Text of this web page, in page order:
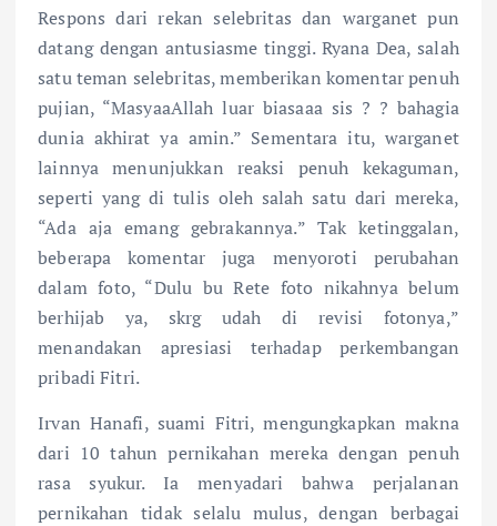
Respons dari rekan selebritas dan warganet pun
datang dengan antusiasme tinggi. Ryana Dea, salah
satu teman selebritas, memberikan komentar penuh
pujian, “MasyaaAllah luar biasaaa sis ? ? bahagia
dunia akhirat ya amin.” Sementara itu, warganet
lainnya menunjukkan reaksi penuh kekaguman,
seperti yang di tulis oleh salah satu dari mereka,
“Ada aja emang gebrakannya.” Tak ketinggalan,
beberapa komentar juga menyoroti perubahan
dalam foto, “Dulu bu Rete foto nikahnya belum
berhijab ya, skrg udah di revisi fotonya,”
menandakan apresiasi terhadap perkembangan
pribadi Fitri.
Irvan Hanafi, suami Fitri, mengungkapkan makna
dari 10 tahun pernikahan mereka dengan penuh
rasa syukur. Ia menyadari bahwa perjalanan
pernikahan tidak selalu mulus, dengan berbagai